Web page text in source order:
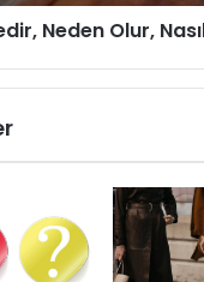
Neden Olur,